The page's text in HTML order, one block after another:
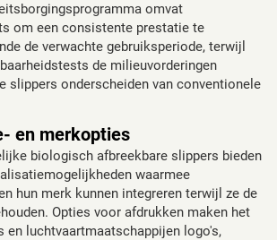
omvat
om een consistente prestatie te
de verwachte gebruiksperiode, terwijl
de milieuvorderingen
slippers onderscheiden van conventionele
en merkopties
biologisch afbreekbare slippers bieden
waarmee
hun merk kunnen integreren terwijl ze de
Opties voor afdrukken maken het
en luchtvaartmaatschappijen logo's,